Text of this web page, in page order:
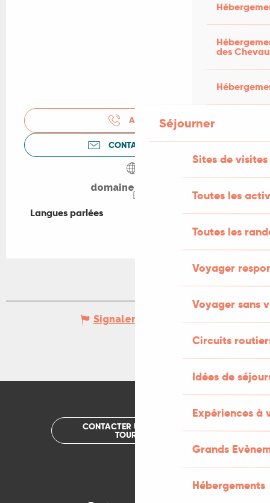
des
Séjourner
Sites de visites
Toutes les
Toutes les
Voyager
Voyager sans
Circuits
Idées de
Expériences à
Grands
Hébergements
APPELER
CONTACTEZ-NOUS
domainedaurel.fr
Langues parlées
Langues parlées
Signaler une erreur
CONTACTER UN OFFICE DE
TOURISME